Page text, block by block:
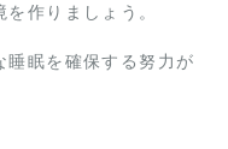
作りましょう。
睡眠を確保する努力が